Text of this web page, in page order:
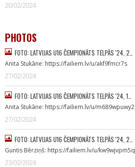
20/02/2024
PHOTOS
FOTO: LATVIJAS U16 ČEMPIONĀTS TELPĀS '24, 2…
Anita Stukāne: https://failiem.lv/u/akf9fmcr7s
27/02/2024
FOTO: LATVIJAS U16 ČEMPIONĀTS TELPĀS '24, 1…
Anita Stukāne: https://failiem.lv/u/m689wpuwy2
27/02/2024
FOTO: LATVIJAS U16 ČEMPIONĀTS TELPĀS '24, 2…
Guntis Bērziņš: https://failiem.lv/u/kw9wjvpm5q
23/02/2024